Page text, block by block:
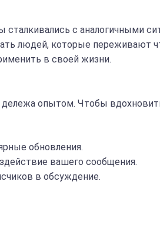
с аналогичными
людей, которые переживают
в своей жизни.
опытом. Чтобы
обновления.
вашего сообщения.
в обсуждение.